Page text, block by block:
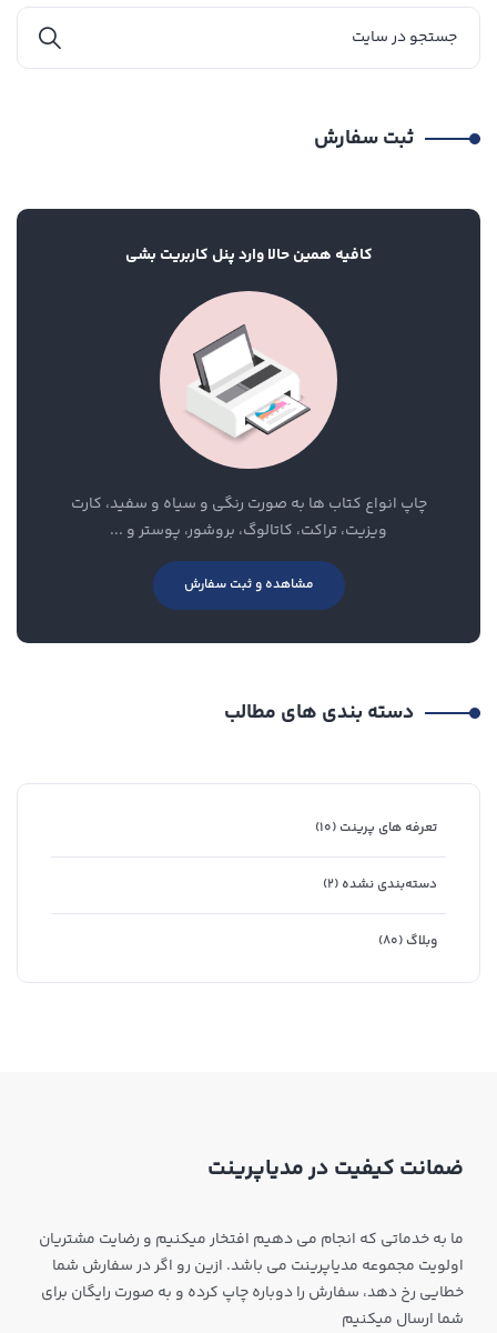
ثبت سفارش
کافیه همین حالا وارد پنل کاربریت بشی
چاپ انواع کتاب ها به صورت رنگی و سیاه و سفید، کارت
ویزیت، تراکت، کاتالوگ، بروشور، پوستر و ...
مشاهده و ثبت سفارش
دسته بندی های مطالب
تعرفه های پرینت (۱۰)
دسته‌بندی نشده (۲)
وبلاگ (۸۰)
ضمانت کیفیت در مدیاپرینت
ما به خدماتی که انجام می دهیم افتخار میکنیم و رضایت مشتریان
اولویت مجموعه مدیاپرینت می باشد. ازین رو اگر در سفارش شما
خطایی رخ دهد، سفارش را دوباره چاپ کرده و به صورت رایگان برای
شما ارسال میکنیم